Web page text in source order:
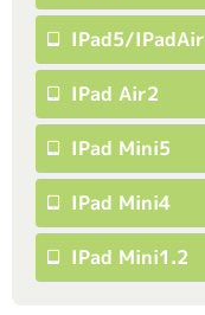
IPad5/iPadAir
IPad Air2
IPad Mini5
IPad Mini4
IPad Mini1.2